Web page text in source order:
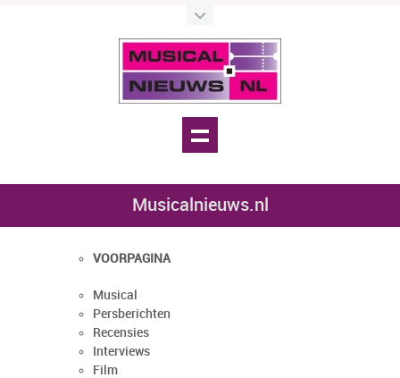
Musicalnieuws.nl
VOORPAGINA
Musical
Persberichten
Recensies
Interviews
Film